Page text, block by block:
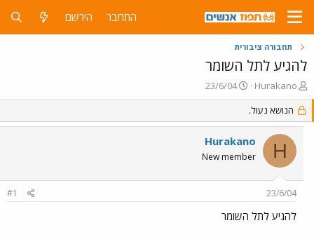
התחבר הירשם
תחבורה ציבורית
להגיע לתל השומר
פ
ו
ת
ח
נ
Hurakano
פ
ו
ס
ם
ב
ת
ך
23/6/04
הנושא נעול.
H
Hurakano
New member
23/6/04
#1
להגיע לתל השומר